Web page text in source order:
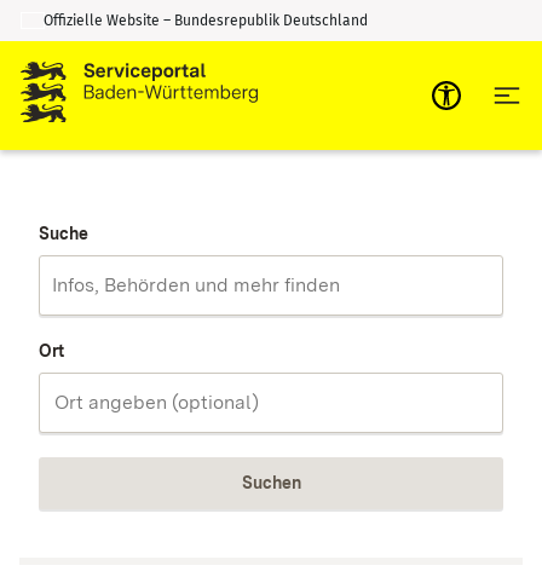
Zum Inhalt springen
Zur Suche springen
Offizielle Website – Bundesrepublik Deutschland
Suche
Ort
Suchen